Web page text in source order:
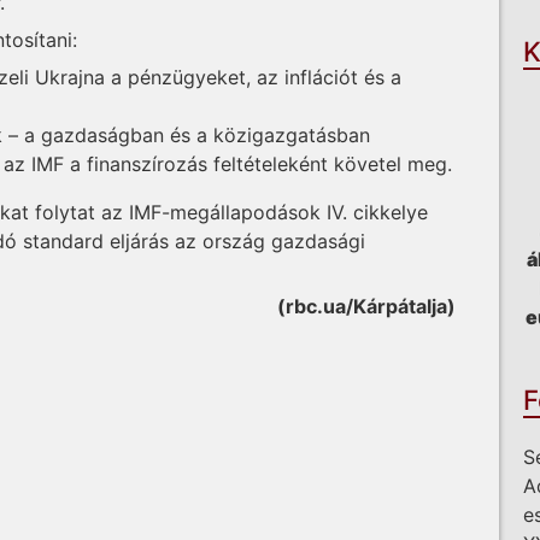
Ukrajna a pénzügyeket, az inflációt és a
a gazdaságban és a közigazgatásban
IMF a finanszírozás feltételeként követel meg.
folytat az IMF-megállapodások IV. cikkelye
standard eljárás az ország gazdasági
(rbc.ua/Kárpátalja)